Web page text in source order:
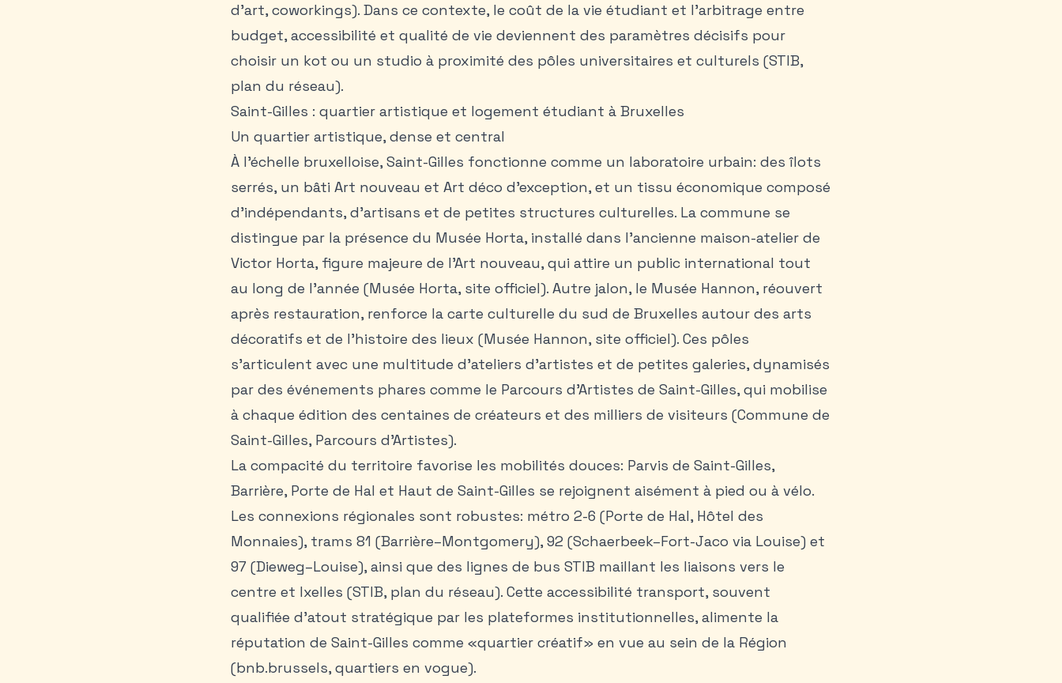
d'art, coworkings). Dans ce contexte, le coût de la vie étudiant et l’arbitrage entre
budget, accessibilité et qualité de vie deviennent des paramètres décisifs pour
choisir un kot ou un studio à proximité des pôles universitaires et culturels (STIB,
plan du réseau).
Saint-Gilles : quartier artistique et logement étudiant à Bruxelles
Un quartier artistique, dense et central
À l’échelle bruxelloise, Saint-Gilles fonctionne comme un laboratoire urbain: des îlots
serrés, un bâti Art nouveau et Art déco d’exception, et un tissu économique composé
d’indépendants, d’artisans et de petites structures culturelles. La commune se
distingue par la présence du Musée Horta, installé dans l’ancienne maison-atelier de
Victor Horta, figure majeure de l’Art nouveau, qui attire un public international tout
au long de l’année (Musée Horta, site officiel). Autre jalon, le Musée Hannon, réouvert
après restauration, renforce la carte culturelle du sud de Bruxelles autour des arts
décoratifs et de l’histoire des lieux (Musée Hannon, site officiel). Ces pôles
s’articulent avec une multitude d’ateliers d’artistes et de petites galeries, dynamisés
par des événements phares comme le Parcours d’Artistes de Saint-Gilles, qui mobilise
à chaque édition des centaines de créateurs et des milliers de visiteurs (Commune de
Saint-Gilles, Parcours d’Artistes).
La compacité du territoire favorise les mobilités douces: Parvis de Saint-Gilles,
Barrière, Porte de Hal et Haut de Saint-Gilles se rejoignent aisément à pied ou à vélo.
Les connexions régionales sont robustes: métro 2-6 (Porte de Hal, Hôtel des
Monnaies), trams 81 (Barrière–Montgomery), 92 (Schaerbeek–Fort-Jaco via Louise) et
97 (Dieweg–Louise), ainsi que des lignes de bus STIB maillant les liaisons vers le
centre et Ixelles (STIB, plan du réseau). Cette accessibilité transport, souvent
qualifiée d’atout stratégique par les plateformes institutionnelles, alimente la
réputation de Saint-Gilles comme «quartier créatif» en vue au sein de la Région
(bnb.brussels, quartiers en vogue).